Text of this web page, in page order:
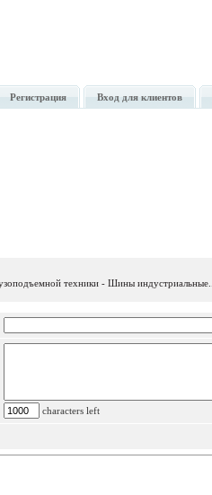
Регистрация Вход для клиентов
техники - Шины индустриальные...
characters left